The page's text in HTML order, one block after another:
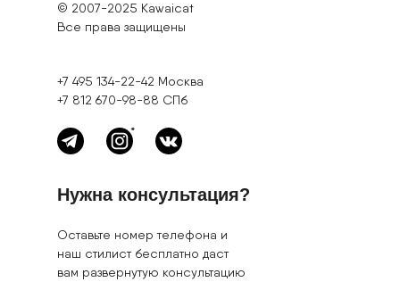
*
© 2007-2025 Kawaicat
Все права защищены
Нужна консультация?
+7 495 134-22-42 Москва
+7 812 670-98-88 СПб
Оставьте номер телефона и
наш стилист бесплатно даст
вам развернутую консультацию